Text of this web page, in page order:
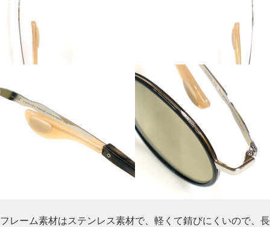
フレーム素材はステンレス素材で、軽くて錆びにくいので、長